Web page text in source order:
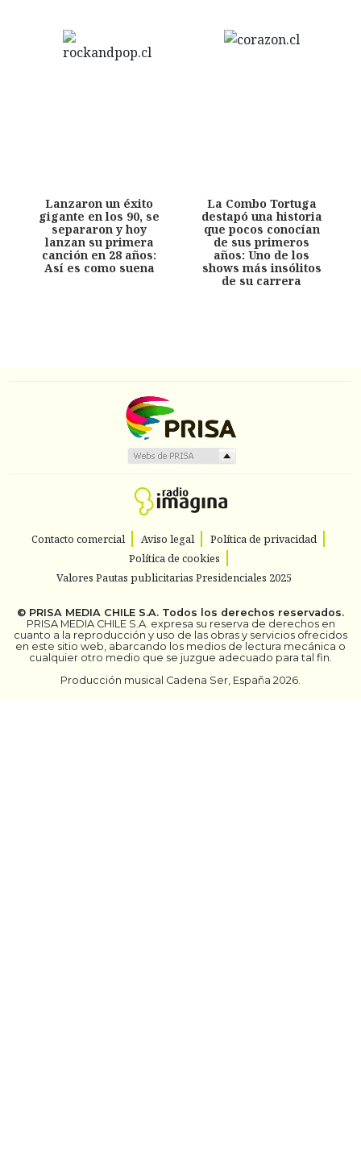
Lanzaron un éxito
gigante en los 90, se
separaron y hoy
lanzan su primera
canción en 28 años:
Así es como suena
La Combo Tortuga
destapó una historia
que pocos conocían
de sus primeros
años: Uno de los
shows más insólitos
de su carrera
Contacto comercial Aviso legal
Política de privacidad
Política de cookies
Valores Pautas publicitarias Presidenciales 2025
© PRISA MEDIA CHILE S.A. Todos los derechos reservados.
PRISA MEDIA CHILE S.A. expresa su reserva de derechos en
cuanto a la reproducción y uso de las obras y servicios ofrecidos
en este sitio web, abarcando los medios de lectura mecánica o
cualquier otro medio que se juzgue adecuado para tal fin.
Producción musical Cadena Ser, España 2026.